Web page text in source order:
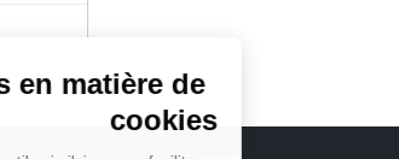
en matière de
cookies